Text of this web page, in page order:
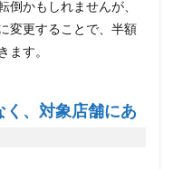
かもしれませんが、
変更することで、半額
ます。
く、対象店舗にあ